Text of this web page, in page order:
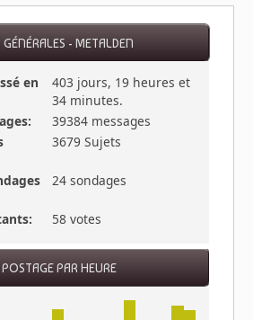
- METALDEN
en
403 jours, 19 heures et
34 minutes.
39384 messages
3679 Sujets
24 sondages
58 votes
PAR HEURE